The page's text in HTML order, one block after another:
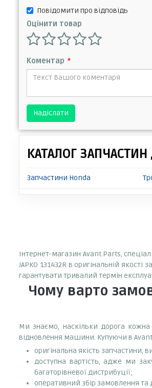
Повідомити про відповідь
Оцінити товар
Коментар *
Надіслати
КАТАЛОГ
Запчастини Honda
Інтернет-магазин Avant.Parts,
JAPKO 131432R в оригінальній
гарантувати тривалий термін
Чому варто
Ми знаємо, наскільки дорога
відновлення машини. Купуючи в
оригінальна якість запчастини,
доступна вартість, адже ми
багаторівневої дистрибуції;
оперативний збір замовлення та